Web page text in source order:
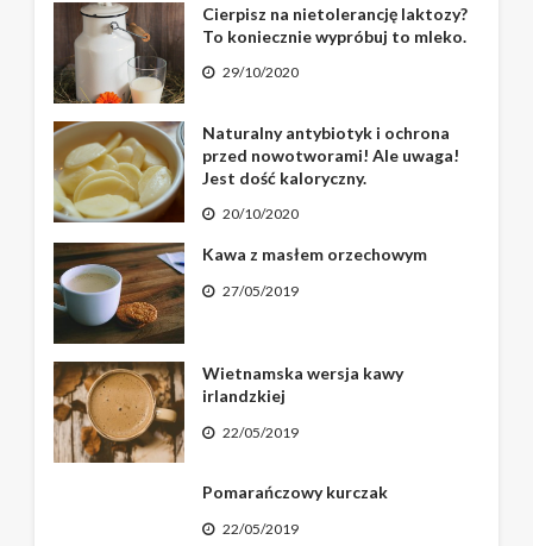
Cierpisz na nietolerancję laktozy?
To koniecznie wypróbuj to mleko.
29/10/2020
Naturalny antybiotyk i ochrona
przed nowotworami! Ale uwaga!
Jest dość kaloryczny.
20/10/2020
Kawa z masłem orzechowym
27/05/2019
Wietnamska wersja kawy
irlandzkiej
22/05/2019
Pomarańczowy kurczak
22/05/2019